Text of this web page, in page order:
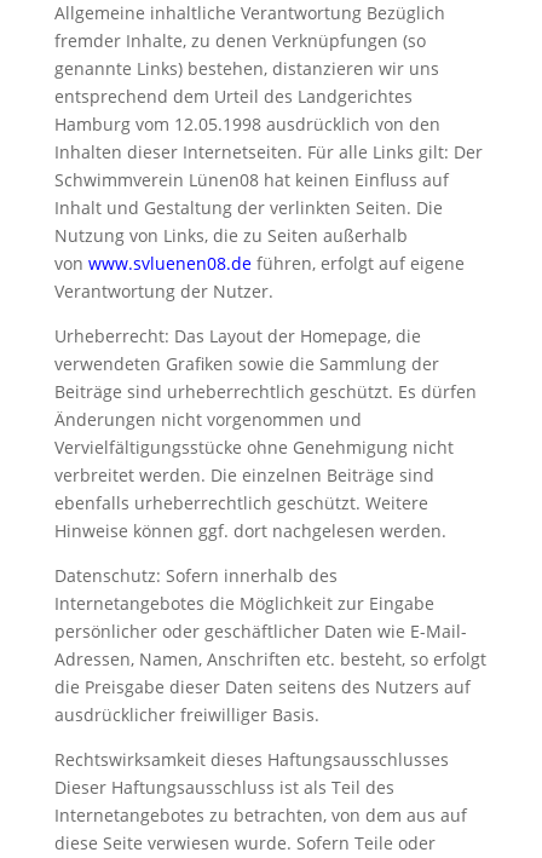
Allgemeine inhaltliche Verantwortung Bezüglich
fremder Inhalte, zu denen Verknüpfungen (so
genannte Links) bestehen, distanzieren wir uns
entsprechend dem Urteil des Landgerichtes
Hamburg vom 12.05.1998 ausdrücklich von den
Inhalten dieser Internetseiten. Für alle Links gilt: Der
Schwimmverein Lünen08 hat keinen Einfluss auf
Inhalt und Gestaltung der verlinkten Seiten. Die
Nutzung von Links, die zu Seiten außerhalb
von www.svluenen08.deführen, erfolgt auf eigene
Verantwortung der Nutzer.
Urheberrecht: Das Layout der Homepage, die
verwendeten Grafiken sowie die Sammlung der
Beiträge sind urheberrechtlich geschützt. Es dürfen
Änderungen nicht vorgenommen und
Vervielfältigungsstücke ohne Genehmigung nicht
verbreitet werden. Die einzelnen Beiträge sind
ebenfalls urheberrechtlich geschützt. Weitere
Hinweise können ggf. dort nachgelesen werden.
Datenschutz: Sofern innerhalb des
Internetangebotes die Möglichkeit zur Eingabe
persönlicher oder geschäftlicher Daten wie E-Mail-
Adressen, Namen, Anschriften etc. besteht, so erfolgt
die Preisgabe dieser Daten seitens des Nutzers auf
ausdrücklicher freiwilliger Basis.
Rechtswirksamkeit dieses Haftungsausschlusses
Dieser Haftungsausschluss ist als Teil des
Internetangebotes zu betrachten, von dem aus auf
diese Seite verwiesen wurde. Sofern Teile oder